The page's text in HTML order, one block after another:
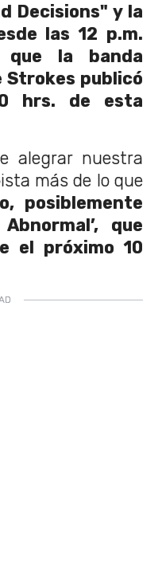
Decisions" y la
las 12 p.m.
la banda
Strokes publicó
hrs. de esta
alegrar nuestra
más de lo que
posiblemente
que
el próximo 10